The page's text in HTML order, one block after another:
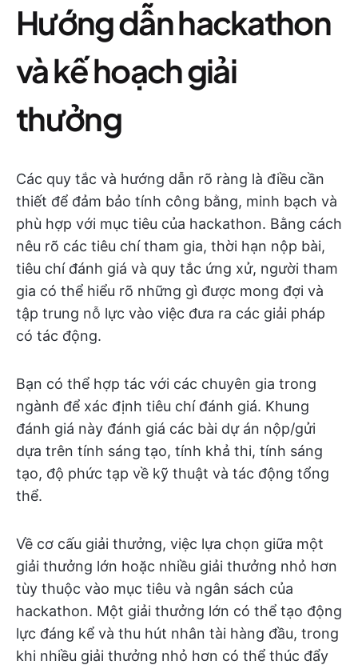
Hướng dẫn hackathon
và kế hoạch giải
thưởng
Các quy tắc và hướng dẫn rõ ràng là điều cần
thiết để đảm bảo tính công bằng, minh bạch và
phù hợp với mục tiêu của hackathon. Bằng cách
nêu rõ các tiêu chí tham gia, thời hạn nộp bài,
tiêu chí đánh giá và quy tắc ứng xử, người tham
gia có thể hiểu rõ những gì được mong đợi và
tập trung nỗ lực vào việc đưa ra các giải pháp
có tác động.
Bạn có thể hợp tác với các chuyên gia trong
ngành để xác định tiêu chí đánh giá. Khung
đánh giá này đánh giá các bài dự án nộp/gửi
dựa trên tính sáng tạo, tính khả thi, tính sáng
tạo, độ phức tạp về kỹ thuật và tác động tổng
thể.
Về cơ cấu giải thưởng, việc lựa chọn giữa một
giải thưởng lớn hoặc nhiều giải thưởng nhỏ hơn
tùy thuộc vào mục tiêu và ngân sách của
hackathon. Một giải thưởng lớn có thể tạo động
lực đáng kể và thu hút nhân tài hàng đầu, trong
khi nhiều giải thưởng nhỏ hơn có thể thúc đẩy